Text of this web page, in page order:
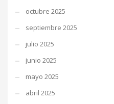
octubre 2025
septiembre 2025
julio 2025
junio 2025
mayo 2025
abril 2025